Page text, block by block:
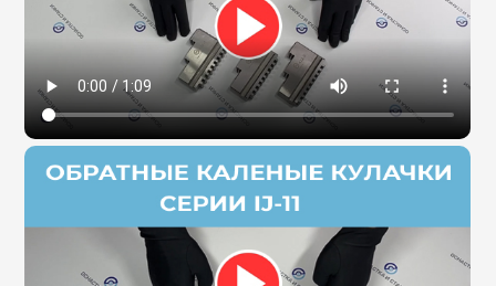
Ремонт винторезных станков
Выполненные проекты
Логистика
Контакты
Заявка